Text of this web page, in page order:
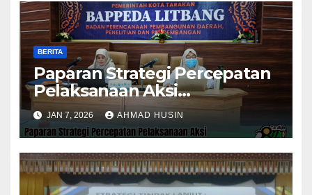
BERITA
Paparan Strategi Percepatan
Pelaksanaan Aksi
Konvergensi Penurunan
Stunting 2025
JAN 7, 2026 AHMAD HUSIN